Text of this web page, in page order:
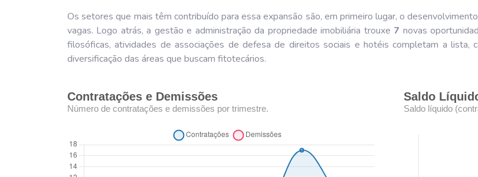
Os setores que mais têm contribuído para essa expansão são, em primeiro lugar, o
vagas. Logo atrás, a gestão e administração da propriedade imobiliária trouxe 7 novas
filosóficas, atividades de associações de defesa de direitos sociais e hotéis completam a lista,
diversificação das áreas que buscam fitotecários.
Contratações e Demissões
Número de contratações e demissões por trimestre.
Saldo
Saldo líquido